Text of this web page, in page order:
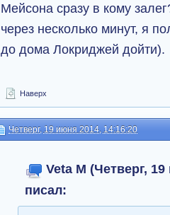
Мейсона сразу в кому
через несколько минут, я
до дома Локриджей дойти).
Наверх
Четверг, 19 июня 2014, 14:16:20
Veta M (Четверг,
писал: